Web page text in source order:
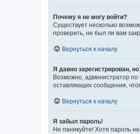
Почему я не могу войти?
Существует несколько
проверить, не был ли вам
Вернуться к началу
Я давно зарегистрирован,
Возможно, администратор по
оставляющих сообщения,
Вернуться к началу
Я забыл пароль!
Не паникуйте! Хотя пароль